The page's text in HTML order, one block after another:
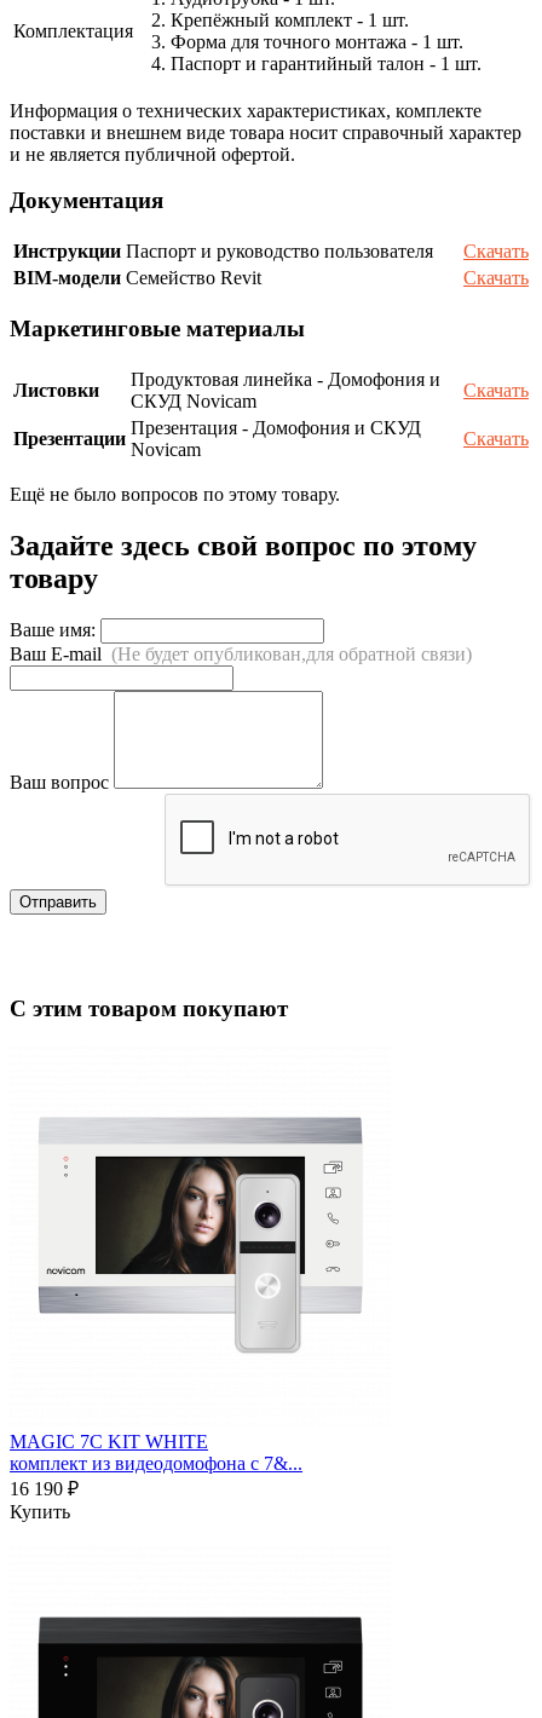
Комплектация
2. Крепёжный комплект - 1 шт.
3. Форма для точного монтажа - 1 шт.
4. Паспорт и гарантийный талон - 1 шт.
Информация о технических характеристиках, комплекте
поставки и внешнем виде товара носит справочный характер
и не является публичной офертой.
Документация
Инструкции Паспорт и руководство пользователя
Скачать
BIM-модели Семейство Revit Скачать
Маркетинговые материалы
Листовки
Продуктовая линейка - Домофония и
СКУД Novicam
Скачать
Презентации
Презентация - Домофония и СКУД
Novicam
Скачать
Ещё не было вопросов по этому товару.
Задайте здесь свой вопрос по этому
товару
Ваше имя:
Ваш E-mail (Не будет опубликован,для обратной связи)
Ваш вопрос
Отправить
С этим товаром покупают
MAGIC 7C KIT WHITE
комплект из видеодомофона с 7&...
16 190 ₽
Купить